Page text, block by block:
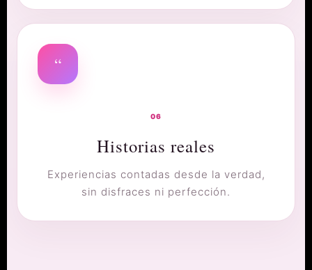
“
06
Historias reales
Experiencias contadas desde la verdad,
sin disfraces ni perfección.